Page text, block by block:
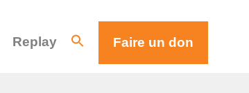
Replay Faire un don